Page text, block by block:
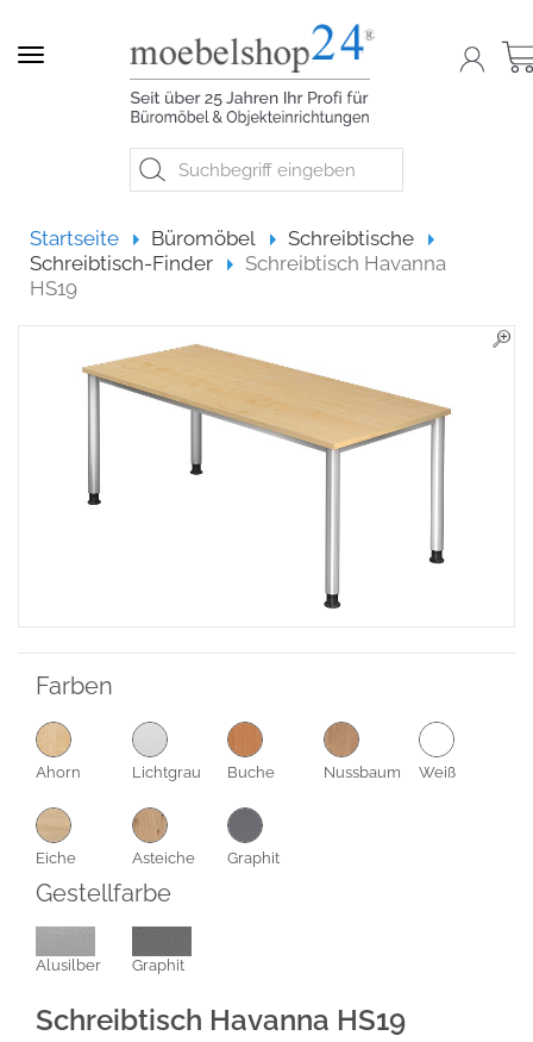
Navigation
StartseiteStartseite
Büromöbel
Schreibtische
Schreibtisch-Finder
Schreibtisch Havanna
HS19
Farben
Ahorn Lichtgrau Buche Nussbaum Weiß
Eiche Asteiche Graphit
Gestellfarbe
Alusilber Graphit
Schreibtisch Havanna HS19